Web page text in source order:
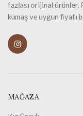
fazlası orijinal ürünler.
kumaş ve uygun fiyatı
MAĞAZA